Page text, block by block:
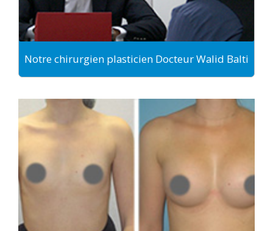
Notre chirurgien plasticien Docteur Walid Balti